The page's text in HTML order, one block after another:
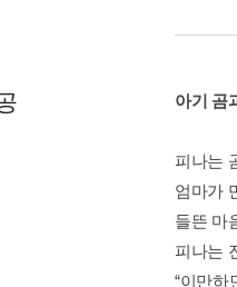
아기 곰
피나는
엄마가
들뜬 마
피나는
“이만하